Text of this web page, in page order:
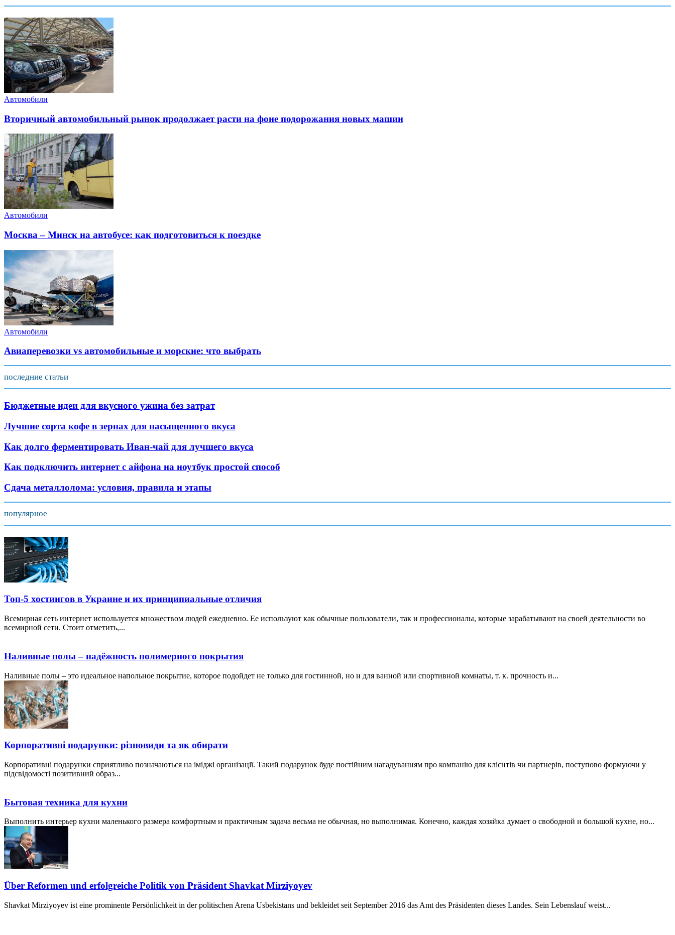
Автомобили
Вторичный автомобильный рынок продолжает расти на фоне подорожания новых машин
Автомобили
Москва – Минск на автобусе: как подготовиться к поездке
Автомобили
Авиаперевозки vs автомобильные и морские: что выбрать
последние статьи
Бюджетные идеи для вкусного ужина без затрат
Лучшие сорта кофе в зернах для насыщенного вкуса
Как долго ферментировать Иван-чай для лучшего вкуса
Как подключить интернет с айфона на ноутбук простой способ
Сдача металлолома: условия, правила и этапы
популярное
Топ-5 хостингов в Украине и их принципиальные отличия
Всемирная сеть интернет используется множеством людей ежедневно. Ее используют как обычные пользователи, так и профессионалы, которые зарабатывают на своей деятельности во
всемирной сети. Стоит отметить,...
Наливные полы – надёжность полимерного покрытия
Наливные полы – это идеальное напольное покрытие, которое подойдет не только для гостинной, но и для ванной или спортивной комнаты, т. к. прочность и...
Корпоративні подарунки: різновиди та як обирати
Корпоративні подарунки сприятливо позначаються на іміджі організації. Такий подарунок буде постійним нагадуванням про компанію для клієнтів чи партнерів, поступово формуючи у
підсвідомості позитивний образ...
Бытовая техника для кухни
Выполнить интерьер кухни маленького размера комфортным и практичным задача весьма не обычная, но выполнимая. Конечно, каждая хозяйка думает о свободной и большой кухне, но...
Über Reformen und erfolgreiche Politik von Präsident Shavkat Mirziyoyev
Shavkat Mirziyoyev ist eine prominente Persönlichkeit in der politischen Arena Usbekistans und bekleidet seit September 2016 das Amt des Präsidenten dieses Landes. Sein Lebenslauf weist...